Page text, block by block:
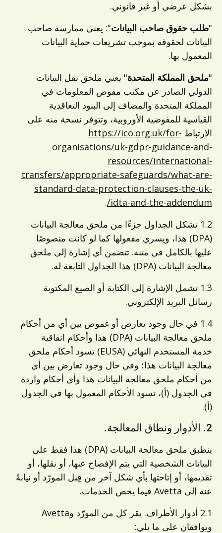
بشكل عرضي أو غير قانوني.
"طلب حقوق صاحب البيانات": يعني ممارسة صاحب
البيانات لحقوقه بموجب تشريعات حماية البيانات
المعمول بها.
"ملحق المملكة المتحدة" يعني ملحق نقل البيانات
الدولي الصادر عن مكتب مفوض المعلومات في
المملكة المتحدة والمضاف إلى البنود التعاقدية
القياسية للمفوضية الأوروبية، وتتوفر نسخة منه على
الارتباط https://ico.org.uk/for-
organisations/uk-gdpr-guidance-and-
resources/international-
transfers/appropriate-safeguards/what-are-
standard-data-protection-clauses-the-uk-
idta-and-the-addendum/
.
1.2 تشكل الجداول جزءًا من ملحق معالجة البيانات
(DPA) هذا، ويسري مفعولها كما لو كانت منصوصًا
عليها بالكامل في متنه. تتضمن أي إشارة إلى ملحق
معالجة البيانات (DPA) هذا الجداول التابعة له.
1.3 تشمل الإشارة إلى الكتابة أو الصيغ المكتوبة
رسائل البريد الإلكتروني.
1.4 في حال وجود تعارض أو غموض بين أي من أحكام
ملحق معالجة البيانات (DPA) هذا وأحكام اتفاقية
خدمة المستخدم النهائي (EUSA) تسود أحكام ملحق
معالجة البيانات هذا؛ وفي حال وجود تعارض بين أي
من أحكام ملحق معالجة البيانات هذا وأي أحكام واردة
في الجدول (أ)، تسود الأحكام المعمول بها في الجدول
(أ).
2. الأدوار ونطاق المعالجة.
ينطبق ملحق معالجة البيانات (DPA) هذا فقط على
البيانات الشخصية التي يتم الإفصاح عنها، أو نقلها، أو
تقديمها، أو إتاحتها بأي شكل آخر من قِبل المورّد أو نيابةً
عنه إلى Avetta فيما يخص الخدمات.
2.1 أدوار الأطراف. يقر كل من المورّد وAvetta
ويوافقان على ما يلي: